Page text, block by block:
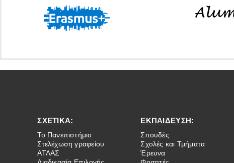
ΣΧΕΤΙΚΑ:
Το Πανεπιστήμιο
Στελέχωση γραφείου
ΑΤΛΑΣ
ΕΚΠΑΙΔΕΥΣΗ:
Σπουδές
Σχολές και Τμήματα
Έρευνα